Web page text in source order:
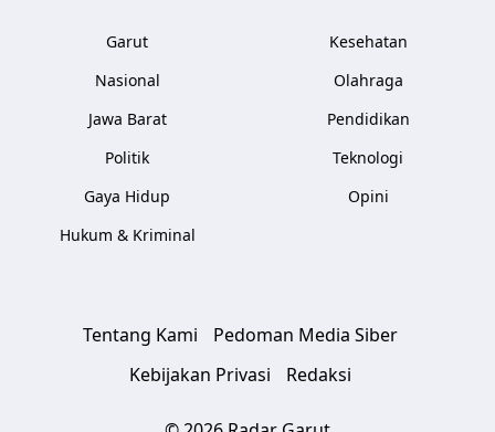
Garut
Nasional
Jawa Barat
Politik
Gaya Hidup
Hukum & Kriminal
Kesehatan
Olahraga
Pendidikan
Teknologi
Opini
Tentang Kami
Pedoman Media Siber
Kebijakan Privasi
Redaksi